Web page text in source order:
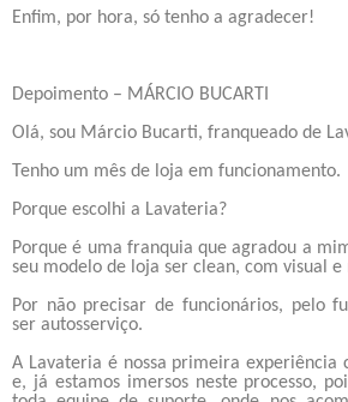
Enfim, por hora, só tenho a agradecer!
Depoimento – MÁRCIO BUCARTI
Olá, sou Márcio Bucarti, franqueado de
Tenho um mês de loja em funcionamento.
Porque escolhi a Lavateria?
Porque é uma franquia que agradou a
seu modelo de loja ser clean, com visual
Por não precisar de funcionários, pelo
ser autosserviço.
A Lavateria é nossa primeira experiência
e, já estamos imersos neste processo,